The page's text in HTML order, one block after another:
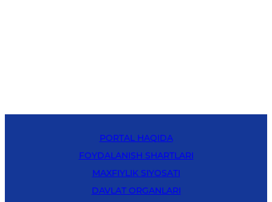
PORTAL HAQIDA
FOYDALANISH SHARTLARI
MAXFIYLIK SIYOSATI
DAVLAT ORGANLARI